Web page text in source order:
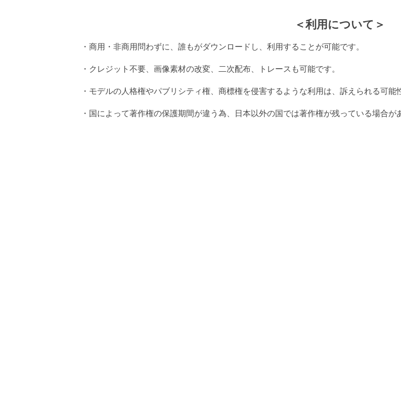
＜利用について＞
・商用・非商用問わずに、誰もがダウンロードし、利用することが可能です。
・クレジット不要、画像素材の改変、二次配布、トレースも可能です。
・モデルの人格権やパブリシティ権、商標権を侵害するような利用は、訴えられる可能
・国によって著作権の保護期間が違う為、日本以外の国では著作権が残っている場合が